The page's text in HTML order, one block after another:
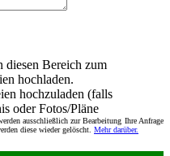
diesen Bereich zum
hochladen.
hochzuladen (falls
oder Fotos/Pläne
ausschließlich zur Bearbeitung Ihre Anfrage
diese wieder gelöscht. Mehr darüber.